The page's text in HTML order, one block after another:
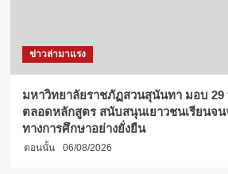
ข่าวล่ามาแรง
มหาวิทยาลัยราชภัฏสวนสุนันทา มอบ 29
ตลอดหลักสูตร สนับสนุนเยาวชนเรียนจน
ทางการศึกษาอย่างยั่งยืน
ตอนนั้น 06/08/2026